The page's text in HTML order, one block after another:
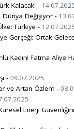
Kalacak! -
Değişiyor -
Türkiye -
Gerçeği: Ortak
Kadın! Fatma Aliye
- 09.07.2025
ve Artan Özlem -
Enerji